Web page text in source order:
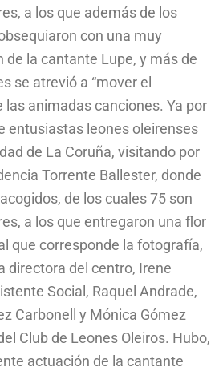
a los que además de los
con una muy
de la cantante Lupe, y más de
se atrevió a “mover el
las animadas canciones. Ya por
entusiastas leones oleirenses
de La Coruña, visitando por
Torrente Ballester, donde
de los cuales 75 son
a los que entregaron una flor
que corresponde la fotografía,
directora del centro, Irene
Social, Raquel Andrade,
Carbonell y Mónica Gómez
Club de Leones Oleiros. Hubo,
actuación de la cantante